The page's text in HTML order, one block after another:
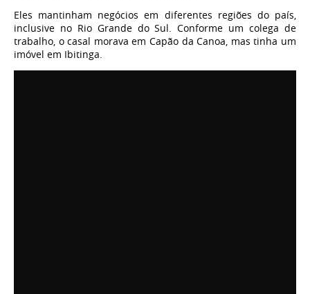
Eles mantinham negócios em diferentes regiões do país,
inclusive no Rio Grande do Sul. Conforme um colega de
trabalho, o casal morava em Capão da Canoa, mas tinha um
imóvel em Ibitinga.